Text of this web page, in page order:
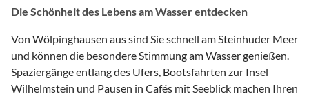
Die Schönheit des Lebens am Wasser entdecken
Von Wölpinghausen aus sind Sie schnell am Steinhuder Meer
und können die besondere Stimmung am Wasser genießen.
Spaziergänge entlang des Ufers, Bootsfahrten zur Insel
Wilhelmstein und Pausen in Cafés mit Seeblick machen Ihren